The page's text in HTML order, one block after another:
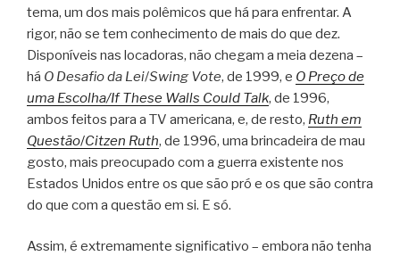
tema, um dos mais polêmicos que há para enfrentar. A
rigor, não se tem conhecimento de mais do que dez.
Disponíveis nas locadoras, não chegam a meia dezena –
há O Desafio da Lei/Swing Vote, de 1999, e O Preço de
uma Escolha/If These Walls Could Talk, de 1996,
ambos feitos para a TV americana, e, de resto, Ruth em
Questão/Citzen Ruth, de 1996, uma brincadeira de mau
gosto, mais preocupado com a guerra existente nos
Estados Unidos entre os que são pró e os que são contra
do que com a questão em si. E só.
Assim, é extremamente significativo – embora não tenha